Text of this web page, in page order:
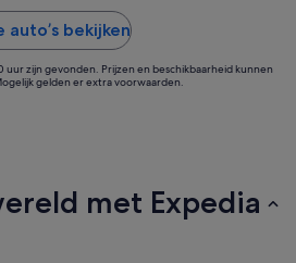
auto’s bekijken
uur zijn gevonden. Prijzen en beschikbaarheid kunnen
gelden er extra voorwaarden.
met Expedia